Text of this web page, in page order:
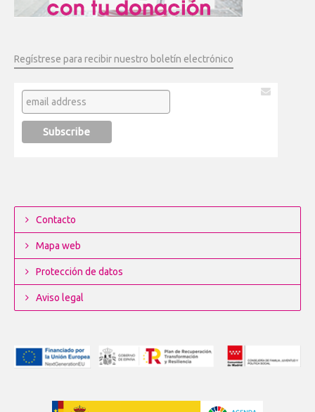
Regístrese para recibir nuestro boletín electrónico
Contacto
Mapa web
Protección de datos
Aviso legal